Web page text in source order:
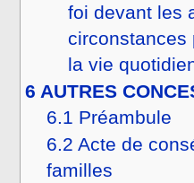
foi devant les
circonstances
la vie
6 AUTRES
6.1 Préambule
6.2 Acte de
familles